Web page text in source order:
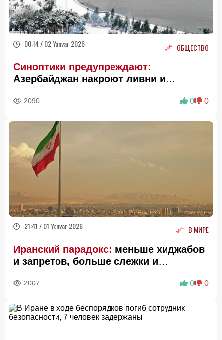
00:14 / 02 Yanvar 2026 ОБЩЕСТВО
Синоптики предупреждают:
Азербайджан накроют ливни и
2090 0 0
21:41 / 01 Yanvar 2026 В МИРЕ
Иранский парадокс: меньше хиджабов
и запретов, больше слежки и
Network
2007 0 0